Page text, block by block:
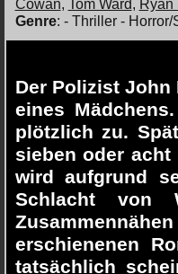
Cowan, Tom Ward, Ryan
Genre: - Thriller - Horror/
Der Polizist John
eines
plötzlich zu.
sieben oder
wird aufgrund
Schlacht von
erschienenen
tatsächlich